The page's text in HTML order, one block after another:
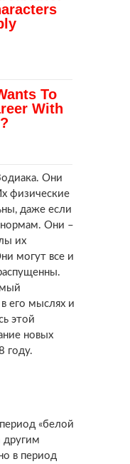
Они
физические
даже если
Они –
их
могут все и
его мыслях и
этой
новых
году.
«белой
другим
в период